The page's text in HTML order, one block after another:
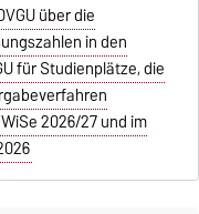
über die
in den
für Studienplätze, die
2026/27 und im